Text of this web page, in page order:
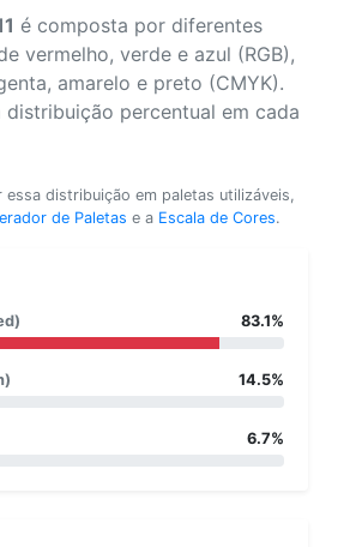
é composta por diferentes
vermelho, verde e azul (RGB),
amarelo e preto (CMYK).
distribuição percentual em cada
essa distribuição em paletas utilizáveis,
de Paletas e a Escala de Cores.
83.1%
14.5%
6.7%